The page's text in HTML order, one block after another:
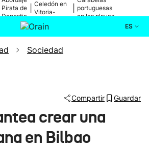
Pirata de
Donostia
Celedón en
Vitoria-
portuguesas
en las playas
ES
Actualidad
Ikusmiran
Sociedad
Compartir Guardar
crear una
en Bilbao